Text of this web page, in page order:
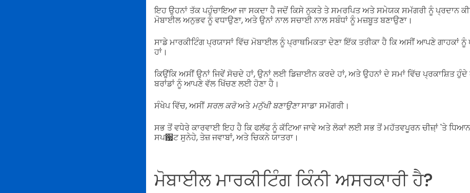
ਇਹ ਉਹਨਾਂ ਤੱਕ ਪਹੁੰਚਾਇਆ ਜਾ ਸਕਦਾ ਹੈ ਜਦੋਂ ਕਿਸੇ ਨੁਕਤੇ ਤੇ ਸਮਰਪਿਤ ਅਤੇ ਸਮੇਯਕ ਸਮੱਗਰੀ ਨੂੰ ਪ੍ਰਦਾਨ
ਮੋਬਾਈਲ ਅਨੁਭਵ ਨੂੰ ਵਧਾਉਣਾ, ਅਤੇ ਉਨਾਂ ਨਾਲ ਸਚਾਈ ਨਾਲ ਸਬੰਧਾਂ ਨੂੰ ਮਜ਼ਬੂਤ ਬਣਾਉਣਾ।
ਸਾਡੇ ਮਾਰਕੀਟਿੰਗ ਪ੍ਰਯਾਸਾਂ ਵਿੱਚ ਮੋਬਾਈਲ ਨੂੰ ਪ੍ਰਾਥਮਿਕਤਾ ਦੇਣਾ ਇੱਕ ਤਰੀਕਾ ਹੈ ਕਿ ਅਸੀਂ ਆਪਣੇ ਗਾਹਕਾਂ ਨੂੰ
ਹਾਂ।
ਕਿਉਂਕਿ ਅਸੀਂ ਉਨਾਂ ਜਿਵੇਂ ਸੋਚਦੇ ਹਾਂ, ਉਨਾਂ ਲਈ ਡਿਜ਼ਾਈਨ ਕਰਦੇ ਹਾਂ, ਅਤੇ ਉਹਨਾਂ ਦੇ ਸਮਾਂ ਵਿੱਚ ਪ੍ਰਕਾਸ਼ਿਤ
ਬਰਾਂਡਾਂ ਨੂੰ ਆਪਣੇ ਵੱਲ ਖਿੱਚਣ ਲਈ ਹੋਣਾ ਹੈ।
ਸੰਖੇਪ ਵਿੱਚ, ਅਸੀਂ ਸਰਲ ਕਰੋਅਤੇਮਨੁੱਖੀ ਬਣਾਉਣਾਸਾਡਾ ਸਮੱਗਰੀ।
ਸਭ ਤੋਂ ਵਧੇਰੇ ਕਾਰਵਾਈ ਇਹ ਹੈ ਕਿ ਫਲੱਫ ਨੂੰ ਕੱਟਿਆ ਜਾਵੇ ਅਤੇ ਲੋਕਾਂ ਲਈ ਸਭ ਤੋਂ ਮਹੱਤਵਪੂਰਨ ਚੀਜ਼਼ਾਂ 'ਤੇ ਧਿਆਨ
ਸਪ਷ਟ ਸੁਨੇਹੇ, ਤੇਜ਼ ਜਵਾਬਾਂ, ਅਤੇ ਚਿਕਨੇ ਯਾਤਰਾ।
ਮੋਬਾਈਲ ਮਾਰਕੀਟਿੰਗ ਕਿੰਨੀ ਅਸਰਕਾਰੀ ਹੈ?